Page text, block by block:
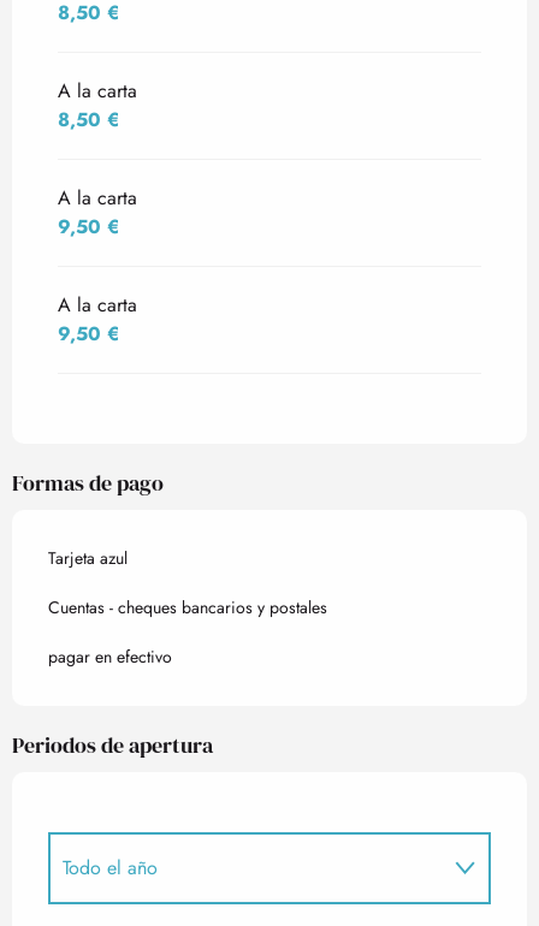
8,50 €
A la carta
8,50 €
A la carta
9,50 €
A la carta
9,50 €
Formas de pago
Tarjeta azul
Cuentas - cheques bancarios y postales
pagar en efectivo
Periodos de apertura
Todo el año